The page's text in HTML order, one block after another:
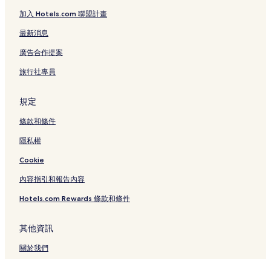
河原町通 2 星級飯店
寺町通 4 星級飯店
烏丸 3 星級飯店
烏丸 1 星級飯店
京都 4 星級飯店
四條通的旅館
四條通的日式旅館
加入 Hotels.com 聯盟計畫
最新消息
廣告合作提案
旅行社專員
規定
條款和條件
隱私權
Cookie
內容指引和報告內容
Hotels.com Rewards 條款和條件
其他資訊
關於我們